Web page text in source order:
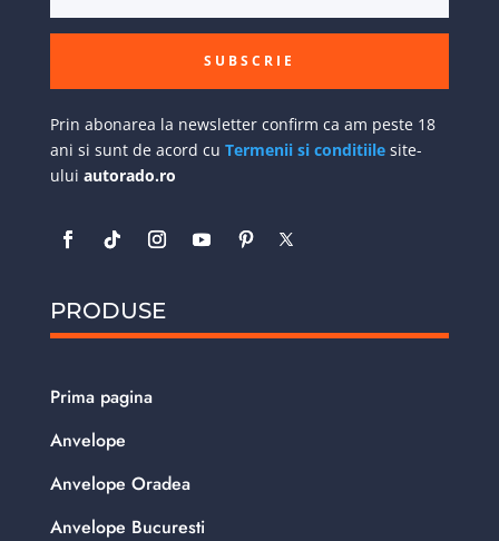
SUBSCRIE
Prin abonarea la newsletter confirm ca am peste 18
ani si sunt de acord cu Termenii si conditiilesite-
ului autorado.ro
PRODUSE
Prima pagina
Anvelope
Anvelope Oradea
Anvelope Bucuresti